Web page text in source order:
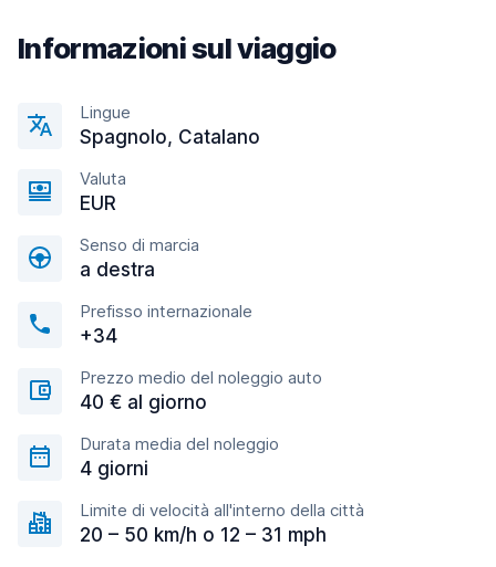
Informazioni sul viaggio
Lingue
Spagnolo, Catalano
Valuta
EUR
Senso di marcia
a destra
Prefisso internazionale
+34
Prezzo medio del noleggio auto
40 € al giorno
Durata media del noleggio
4 giorni
Limite di velocità all'interno della città
20 – 50 km/h o 12 – 31 mph